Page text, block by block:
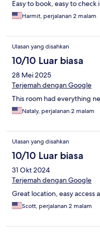
Easy to book, easy to check
Harmit, perjalanan 2 malam
Ulasan yang disahkan
10/10 Luar biasa
28 Mei 2025
Terjemah dengan Google
This room had everything
Nataly, perjalanan 2 malam
Ulasan yang disahkan
10/10 Luar biasa
31 Okt 2024
Terjemah dengan Google
Great location, easy access
Scott, perjalanan 2 malam